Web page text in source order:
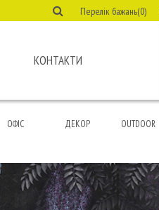
Перелік бажань(0)
КОНТАКТИ
ОФІС ДЕКОР OUTDOOR